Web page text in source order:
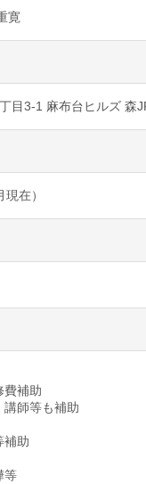
寛
目3-1 麻布台ヒルズ 森
在）
補助
師等も補助
補助
等